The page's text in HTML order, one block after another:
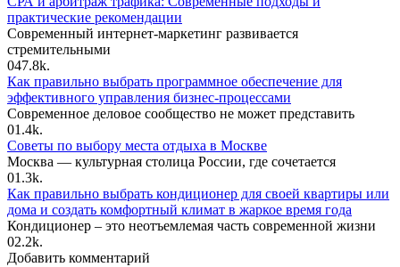
практические рекомендации
Современный интернет-маркетинг развивается
стремительными
047.8k.
Как правильно выбрать программное обеспечение для
эффективного управления бизнес-процессами
Современное деловое сообщество не может представить
01.4k.
Советы по выбору места отдыха в Москве
Москва — культурная столица России, где сочетается
01.3k.
Как правильно выбрать кондиционер для своей квартиры или
дома и создать комфортный климат в жаркое время года
Кондиционер – это неотъемлемая часть современной жизни
02.2k.
Добавить комментарий